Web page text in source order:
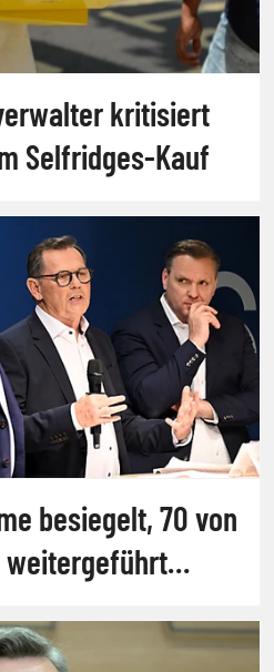
kritisiert
Selfridges-Kauf
besiegelt, 70 von
weitergeführt